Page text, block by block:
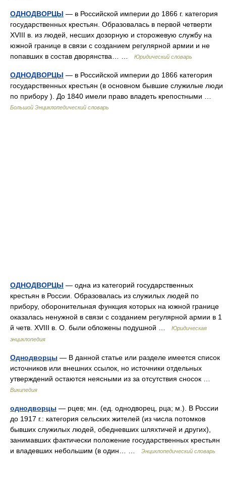
ОДНОДВОРЦЫ — в Российской империи до 1866 г. категория
государственных крестьян. Образовалась в первой четверти
XVIII в. из людей, несших дозорную и сторожевую службу на
южной границе в связи с созданием регулярной армии и не
попавших в состав дворянства… …
Юридический словарь
ОДНОДВОРЦЫ — в Российской империи до 1866 категория
государственных крестьян (в основном бывшие служилые люди
по прибору ). До 1840 имели право владеть крепостными …
Большой Энциклопедический словарь
ОДНОДВОРЦЫ — одна из категорий государственных
крестьян в России. Образовалась из служилых людей по
прибору, оборонительная функция которых на южной границе
оказалась ненужной в связи с созданием регулярной армии в 1
й четв. XVIII в. О. были обложены подушной …
Юридическая
энциклопедия
Однодворцы — В данной статье или разделе имеется список
источников или внешних ссылок, но источники отдельных
утверждений остаются неясными из за отсутствия сносок …
Википедия
однодворцы — рцев; мн. (ед. однодворец, рца; м.). В России
до 1917 г.: категория сельских жителей (из числа потомков
бывших служилых людей, обедневших шляхтичей и других),
занимавших фактически положение государственных крестьян
и владевших небольшим (в один… …
Энциклопедический словарь